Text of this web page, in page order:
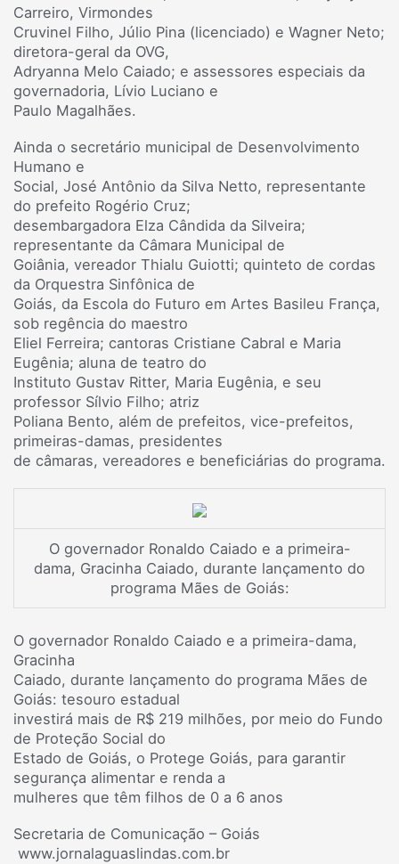
Carreiro, Virmondes
Cruvinel Filho, Júlio Pina (licenciado) e Wagner Neto;
diretora-geral da OVG,
Adryanna Melo Caiado; e assessores especiais da
governadoria, Lívio Luciano e
Paulo Magalhães.
Ainda o secretário municipal de Desenvolvimento
Humano e
Social, José Antônio da Silva Netto, representante
do prefeito Rogério Cruz;
desembargadora Elza Cândida da Silveira;
representante da Câmara Municipal de
Goiânia, vereador Thialu Guiotti; quinteto de cordas
da Orquestra Sinfônica de
Goiás, da Escola do Futuro em Artes Basileu França,
sob regência do maestro
Eliel Ferreira; cantoras Cristiane Cabral e Maria
Eugênia; aluna de teatro do
Instituto Gustav Ritter, Maria Eugênia, e seu
professor Sílvio Filho; atriz
Poliana Bento, além de prefeitos, vice-prefeitos,
primeiras-damas, presidentes
de câmaras, vereadores e beneficiárias do programa.
O governador Ronaldo Caiado e a primeira-
dama, Gracinha Caiado, durante lançamento do
programa Mães de Goiás:
O governador Ronaldo Caiado e a primeira-dama,
Gracinha
Caiado, durante lançamento do programa Mães de
Goiás: tesouro estadual
investirá mais de R$ 219 milhões, por meio do Fundo
de Proteção Social do
Estado de Goiás, o Protege Goiás, para garantir
segurança alimentar e renda a
mulheres que têm filhos de 0 a 6 anos
Secretaria de Comunicação – Goiás
www.jornalaguaslindas.com.br